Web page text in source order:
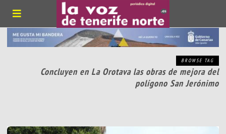
BROWSE TAG
Concluyen en La Orotava las obras de mejora del
polígono San Jerónimo